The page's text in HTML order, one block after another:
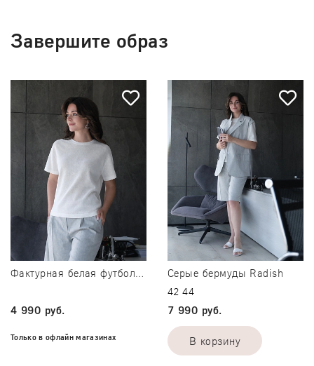
Завершите образ
Фактурная белая футболка Moss
4 990 руб.
Только в офлайн магазинах
Серые бермуды Radish
4244
7 990 руб.
В корзину